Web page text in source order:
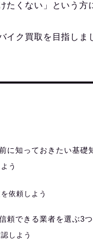
たくない」という方
イク買取を目指しま
に知っておきたい基礎
う
依頼しよう
頼できる業者を選ぶ3
しよう